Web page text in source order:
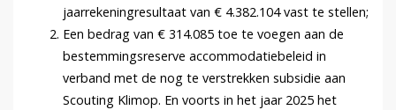
jaarrekeningresultaat van € 4.382.104 vast te stellen;
Een bedrag van € 314.085 toe te voegen aan de
bestemmingsreserve accommodatiebeleid in
verband met de nog te verstrekken subsidie aan
Scouting Klimop. En voorts in het jaar 2025 het